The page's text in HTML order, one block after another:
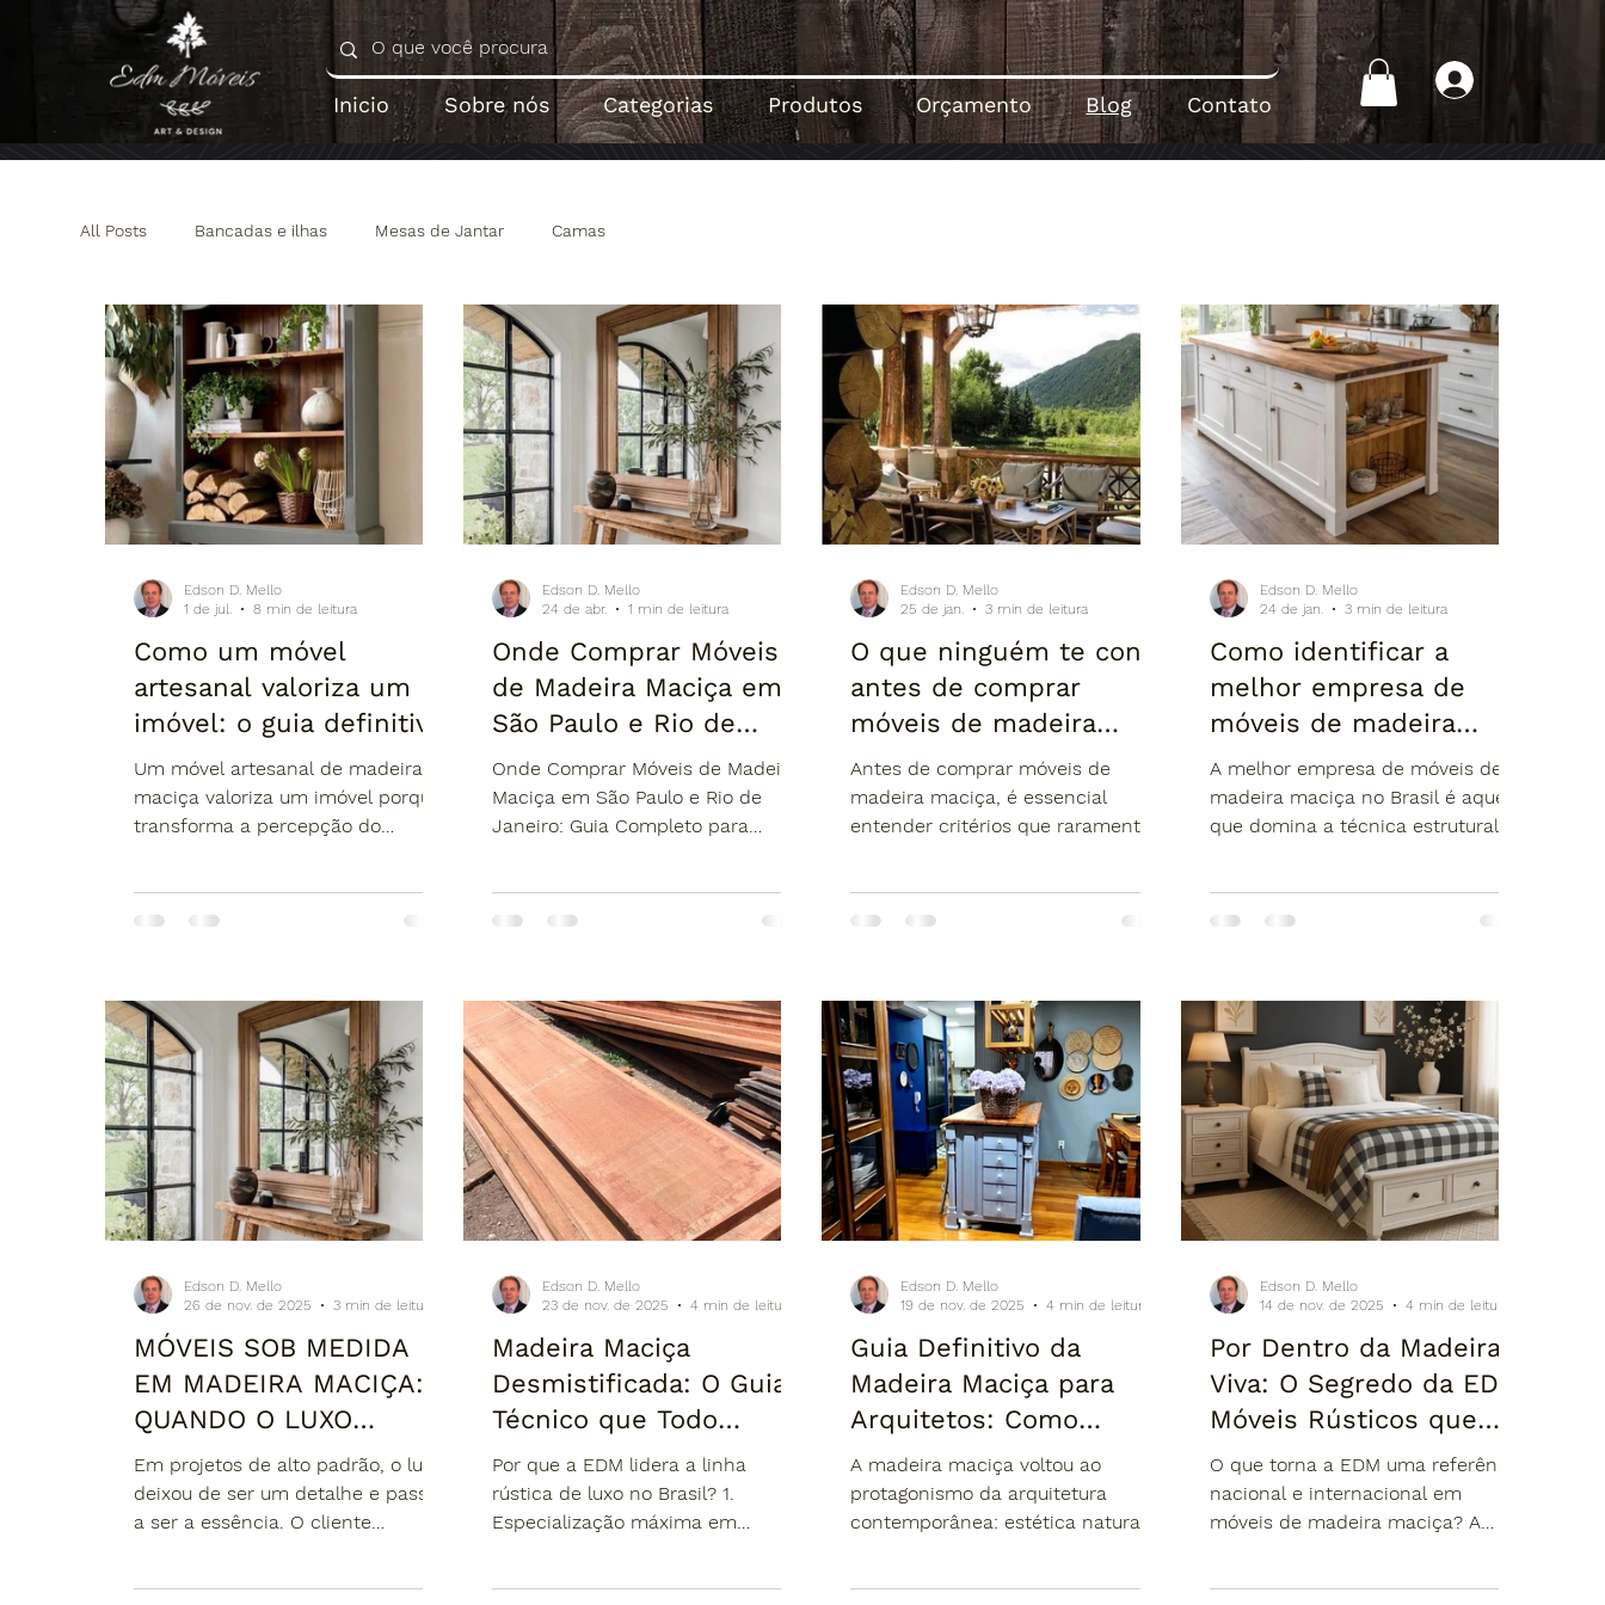
Inicio Sobre nós Categorias Produtos Orçamento Blog Contato
All Posts Bancadas e ilhas Mesas de Jantar Camas
Como um móvel
artesanal valoriza um
imóvel: o guia definitivo
para arquitetos,
designers e
consumidores que
Um móvel artesanal de madeira
maciça valoriza um imóvel porque
transforma a percepção do
identidade. Para arquitetos,
são apenas decoração: são
elementos estruturantes do
projeto, capazes de elevar o valor
percebido da casa.
Edson D. Mello
1 de jul.
8 min de leitura
Onde Comprar Móveis
de Madeira Maciça em
São Paulo e Rio de
Janeiro: Guia Completo
para Escolher com
Segurança e Alto Padrão
Onde Comprar Móveis de Madeira
Maciça em São Paulo e Rio de
Janeiro: Guia Completo para
Edson D. Mello
24 de abr.
1 min de leitura
O que ninguém te conta
antes de comprar
móveis de madeira
maciça (guia real para
não errar e ligar para a
empresa certa)
Antes de comprar móveis de
madeira maciça, é essencial
entender critérios que raramente
espessura real, acabamento e
problemas caros. Este guia mostra
o que observar para comprar com
segurança e fazer um investimento
que dure décadas.
Edson D. Mello
25 de jan.
3 min de leitura
Como identificar a
melhor empresa de
móveis de madeira
maciça no Brasil.
A melhor empresa de móveis de
madeira maciça no Brasil é aquela
que domina a técnica estrutural da
personalização sob medida,
pensados para durar décadas —
não apenas para seguir tendências
Edson D. Mello
24 de jan.
3 min de leitura
MÓVEIS SOB MEDIDA
EM MADEIRA MACIÇA:
QUANDO O LUXO
ENCONTRA A
PERSONALIZAÇÃO
TOTAL
Em projetos de alto padrão, o luxo
deixou de ser um detalhe e passou
a ser a essência. O cliente
Edson D. Mello
26 de nov. de 2025
3 min de leitura
Madeira Maciça
Desmistificada: O Guia
Técnico que Todo
Arquiteto Precisa para
Projetos de Alto Padrão
— da Empresa que
de Luxo no Brasil
Por que a EDM lidera a linha
rústica de luxo no Brasil? 1.
Especialização máxima em
Edson D. Mello
23 de nov. de 2025
4 min de leitura
Guia Definitivo da
Madeira Maciça para
Arquitetos: Como
especificar móveis de
alto padrão sem erros
— por EDM Móveis
A madeira maciça voltou ao
protagonismo da arquitetura
contemporânea: estética natural,
Edson D. Mello
19 de nov. de 2025
4 min de leitura
Por Dentro da Madeira
Viva: O Segredo da EDM
Móveis Rústicos que
Transformou o Luxo
Artesanal em
Referência Nacional.
O que torna a EDM uma referência
nacional e internacional em
móveis de madeira maciça? A
Edson D. Mello
14 de nov. de 2025
4 min de leitura